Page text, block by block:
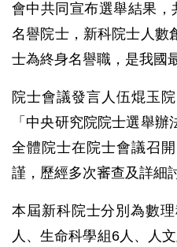
會中共同宣布選舉結果
名譽院士，新科院士人數
士為終身名譽職，是我國
院士會議發言人伍焜玉
「中央研究院院士選舉
全體院士在院士會議召
謹，歷經多次審查及詳細
本屆新科院士分別為數
人、生命科學組6人、人